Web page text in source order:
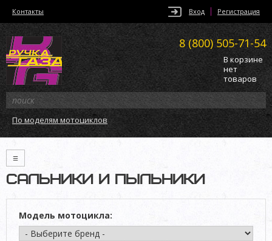
Вход Регистрация
Контакты
8 (800) 505-71-54
В корзине
нет
товаров
По моделям мотоциклов
≡
САЛЬНИКИ И ПЫЛЬНИКИ
Модель мотоцикла: